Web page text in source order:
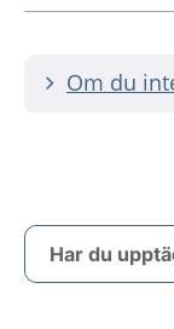
Om du
Har du